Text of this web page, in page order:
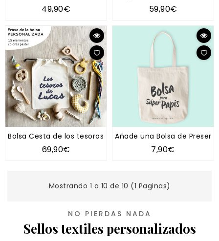
49,90€ 59,90€
Bolsa Cesta de los tesoros "Tipo Montessori" XXL
69,90€
Añade una Bolsa de
7,90€
Mostrando 1 a 10 de 10 (1 Paginas)
NO PIERDAS NADA
Sellos textiles personalizados